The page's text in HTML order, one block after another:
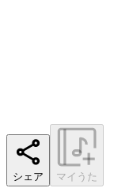
シェア マイうた